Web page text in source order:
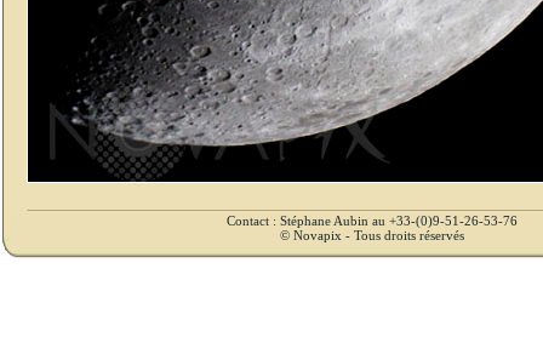
Contact : Stéphane Aubin au +33-(0)9-51-26-53-76
© Novapix - Tous droits réservés